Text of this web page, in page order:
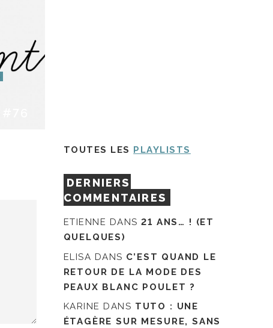
TOUTES LES PLAYLISTS
DERNIERS
COMMENTAIRES
ETIENNE DANS21 ANS… ! (ET
QUELQUES)
ELISA DANS C’EST QUAND LE
RETOUR DE LA MODE DES
PEAUX BLANC POULET ?
KARINE DANS TUTO : UNE
ÉTAGÈRE SUR MESURE, SANS